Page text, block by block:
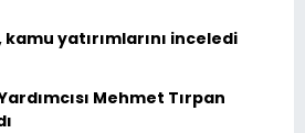
yatırımlarını inceledi
Mehmet Tırpan